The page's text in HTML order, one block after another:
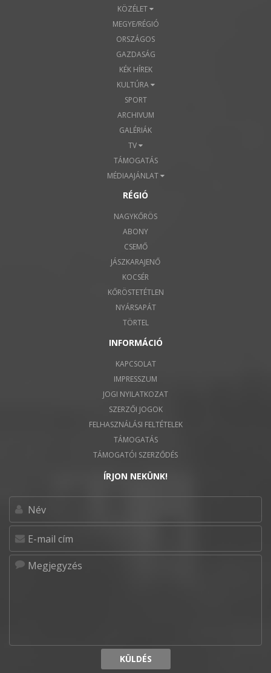
KÖZÉLET
MEGYE/RÉGIÓ
ORSZÁGOS
GAZDASÁG
KÉK HÍREK
KULTÚRA
SPORT
ARCHIVUM
GALÉRIÁK
TV
TÁMOGATÁS
MÉDIAAJÁNLAT
RÉGIÓ
NAGYKŐRÖS
ABONY
CSEMŐ
JÁSZKARAJENŐ
KOCSÉR
KŐRÖSTETÉTLEN
NYÁRSAPÁT
TÖRTEL
INFORMÁCIÓ
KAPCSOLAT
IMPRESSZUM
JOGI NYILATKOZAT
SZERZŐI JOGOK
FELHASZNÁLÁSI FELTÉTELEK
TÁMOGATÁS
TÁMOGATÓI SZERZŐDÉS
ÍRJON NEKÜNK!
KÜLDÉS